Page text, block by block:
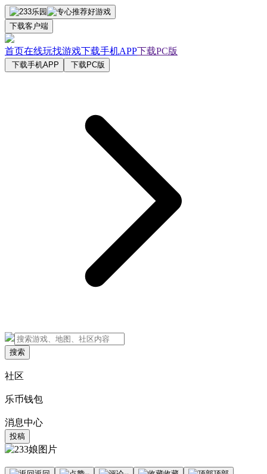
下载客户端
首页在线玩找游戏下载手机APP下载PC版
下载手机APP 下载PC版
搜索
社区
乐币钱包
消息中心
投稿